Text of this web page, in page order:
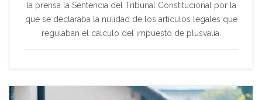
la prensa la Sentencia del Tribunal Constitucional por la
que se declaraba la nulidad de los artículos legales que
regulaban el cálculo del impuesto de plusvalía.